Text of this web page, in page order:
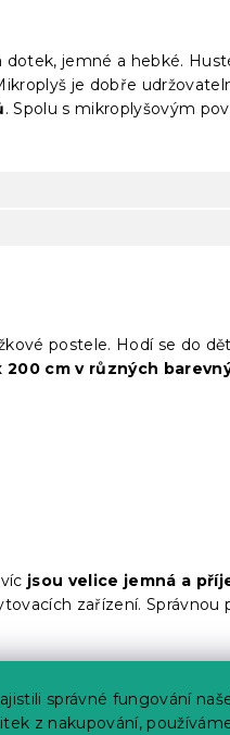
správné fungování
z nakupování,
jemné a hebké.
je dobře
. Spolu s mikroplyšovým
postele. Hodí se do
cm v různých
jsou velice jemná a
zařízení. Správnou